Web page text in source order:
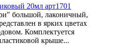
20мл арт1701
большой, лаконичный,
в ярких цветах
Комплектуется
крыше...